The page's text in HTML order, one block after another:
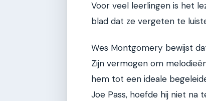
Voor veel leerlingen is het
blad dat ze vergeten te
Wes Montgomery bewijst
Zijn vermogen om
hem tot een ideale
Joe Pass, hoefde hij niet na